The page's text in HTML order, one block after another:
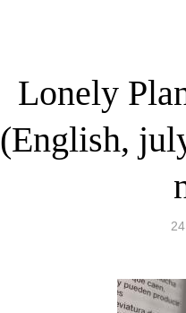
Lonely
(English,